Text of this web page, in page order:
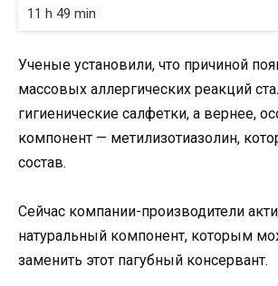
11 h 49 min
Ученые установили, что причиной
массовых аллергических реакций
гигиенические салфетки, а вернее,
компонент — метилизотиазолин,
состав.
Сейчас компании-производители
натуральный компонент, которым
заменить этот пагубный консервант.